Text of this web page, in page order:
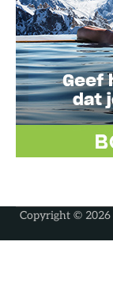
Copyright © 2026